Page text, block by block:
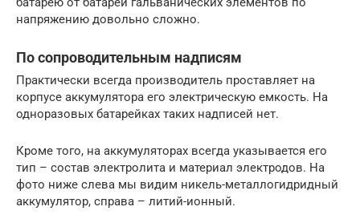
напряжению довольно сложно.
По сопроводительным надписям
Практически всегда производитель проставляет на
корпусе аккумулятора его электрическую емкость. На
одноразовых батарейках таких надписей нет.
Кроме того, на аккумуляторах всегда указывается его
тип – состав электролита и материал электродов. На
фото ниже слева мы видим никель-металлогидридный
аккумулятор, справа – литий-ионный.